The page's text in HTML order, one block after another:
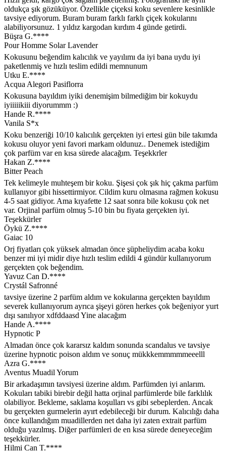
oldukça şık gözüküyor. Özellikle çiçeksi koku sevenlere kesinlikle
tavsiye ediyorum. Buram buram farklı farklı çiçek kokularını
alabiliyorsunuz. 1 yıldız kargodan kırdım 4 günde getirdi.
Büşra G.****
Pour Homme Solar Lavender
Kokusunu beğendim kalıcılık ve yayılımı da iyi bana uydu iyi
paketlenmiş ve hızlı teslim edildi memnunum
Utku E.****
Acqua Alegori Pasiflorra
Kokusuna bayıldım iyiki denemişim bilmediğim bir kokuydu
iyiiiiikiii diyorummm :)
Hande R.****
Vanila S*x
Koku benzeriği 10/10 kalıcılık gerçekten iyi ertesi gün bile takımda
kokusu oluyor yeni favori markam oldunuz.. Denemek istediğim
çok parfüm var en kısa sürede alacağım. Teşekkrler
Hakan Z.****
Bitter Peach
Tek kelimeyle muhteşem bir koku. Şişesi çok şık hiç çakma parfüm
kullanıyor gibi hissettirmiyor. Cildim kuru olmasına rağmen kokusu
4-5 saat gidiyor. Ama kıyafette 12 saat sonra bile kokusu çok net
var. Orjinal parfüm olmuş 5-10 bin bu fiyata gerçekten iyi.
Teşekkürler
Öykü Z.****
Gaiac 10
Orj fiyatları çok yüksek almadan önce şüpheliydim acaba koku
benzer mi iyi midir diye hızlı teslim edildi 4 gündür kullanıyorum
gerçekten çok beğendim.
Yavuz Can D.****
Crystál Safronné
tavsiye üzerine 2 parfüm aldım ve kokularına gerçekten bayıldım
severek kullanıyorum ayrıca şişeyi gören herkes çok beğeniyor yurt
dışı sanılıyor xdfddaasd Yine alacağım
Hande A.****
Hypnotic P
Almadan önce çok kararsız kaldım sonunda scandalus ve tavsiye
üzerine hypnotic poison aldım ve sonuç mükkkemmmmmeeelll
Azra G.****
Aventus Muadil Yorum
Bir arkadaşımın tavsiyesi üzerine aldım. Parfümden iyi anlarım.
Kokuları tabiki birebir değil hatta orjinal parfümlerde bile farklılık
olabiliyor. Bekleme, saklama koşulları vs gibi sebeplerden. Ancak
bu gerçekten gurmelerin ayırt edebileceği bir durum. Kalıcılığı daha
önce kullandığım muadillerden net daha iyi zaten extrait parfüm
olduğu yazılmış. Diğer parfümleri de en kısa sürede deneyeceğim
teşekkürler.
Hilmi Can T.****